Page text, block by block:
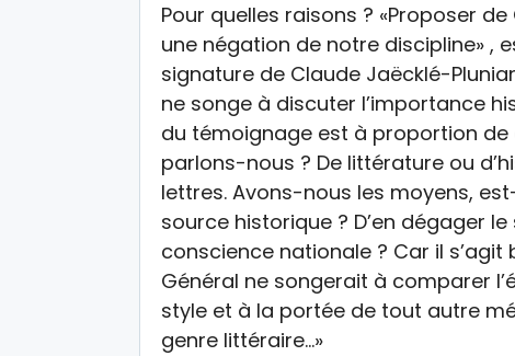
Pour quelles raisons ? «Proposer
une négation de notre discipline» ,
signature de Claude Jaëcklé-
ne songe à discuter l’importance
du témoignage est à proportion de
parlons-nous ? De littérature ou
lettres. Avons-nous les moyens,
source historique ? D’en dégager
conscience nationale ? Car il
Général ne songerait à comparer
style et à la portée de tout autre
genre littéraire…»